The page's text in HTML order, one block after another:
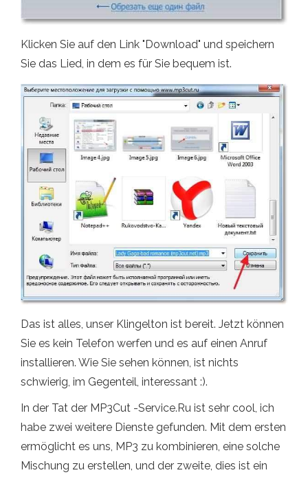
Klicken Sie auf den Link "Download" und speichern
Sie das Lied, in dem es für Sie bequem ist.
Das ist alles, unser Klingelton ist bereit. Jetzt können
Sie es kein Telefon werfen und es auf einen Anruf
installieren. Wie Sie sehen können, ist nichts
schwierig, im Gegenteil, interessant :).
In der Tat der MP3Cut -Service.Ru ist sehr cool, ich
habe zwei weitere Dienste gefunden. Mit dem ersten
ermöglicht es uns, MP3 zu kombinieren, eine solche
Mischung zu erstellen, und der zweite, dies ist ein